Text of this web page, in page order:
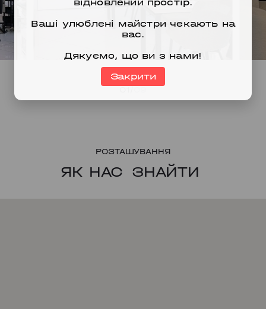
Ваші улюблені майстри чекають на
вас.
Дякуємо, що ви з нами!
Закрити
РОЗТАШУВАННЯ
ЯК НАС ЗНАЙТИ